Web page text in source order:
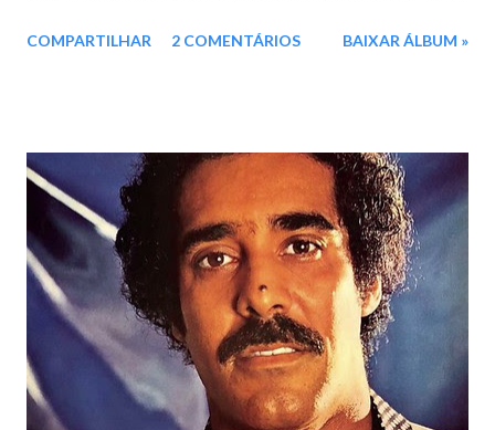
COMPARTILHAR 2 COMENTÁRIOS BAIXAR ÁLBUM »